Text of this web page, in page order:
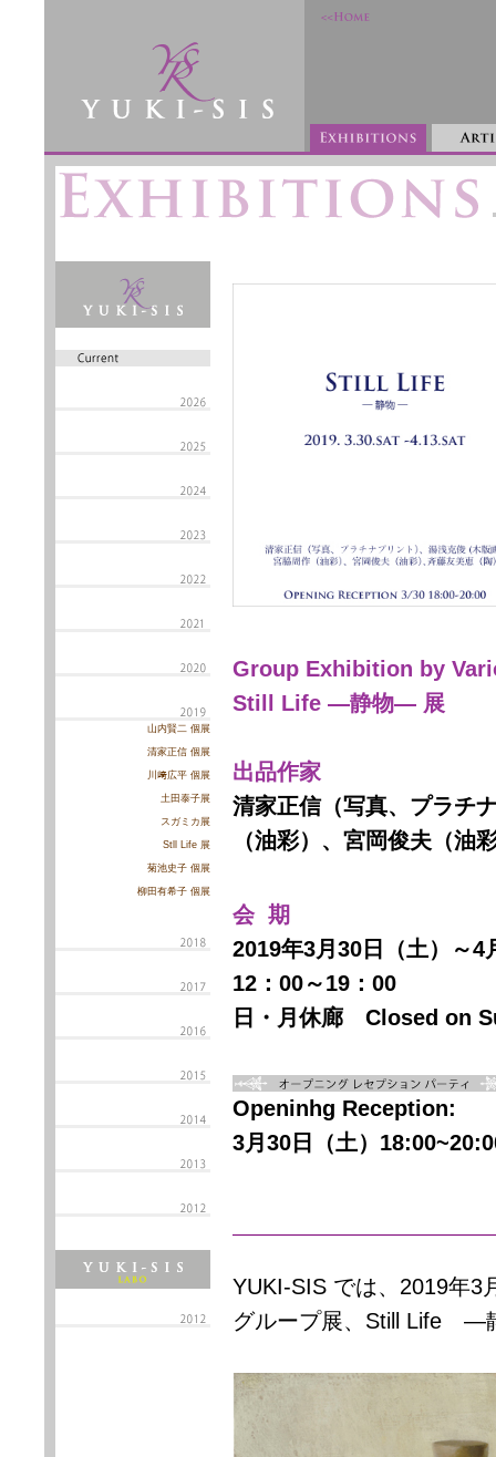
山内賢二 個展
清家正信 個展
川﨑広平 個展
土田泰子展
スガミカ展
Stll Life 展
菊池史子 個展
柳田有希子 個展
Group Exhibition by
Still Life ―静物― 展
出品作家
清家正信（写真、プラチ
（油彩）、宮岡俊夫（油
会 期
2019年3月30日（土）～4
12：00～19：00
日・月休廊 Closed on
Openinhg Reception:
3月 30 日（土） 18:00~
YUKI-SIS では、 2019年3
グループ展、 Still Life ―